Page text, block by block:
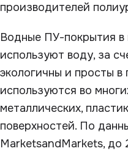
производителей
Водные ПУ-покрытия в
используют воду, за
экологичны и просты
используются во
металлических,
поверхностей. По
MarketsandMarkets, до